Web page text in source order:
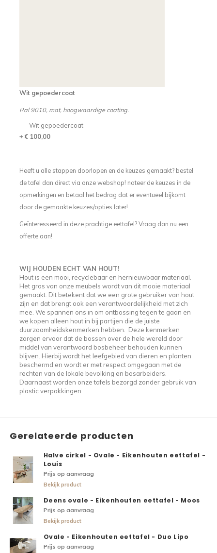
Wit gepoedercoat
Ral 9010, mat, hoogwaardige coating.
Wit gepoedercoat
+ € 100,00
Heeft u alle stappen doorlopen en de keuzes gemaakt? bestel
de tafel dan direct via onze webshop! noteer de keuzes in de
opmerkingen en betaal het bedrag dat er eventueel bijkomt
door de gemaakte keuzes/opties later!
Geïnteresseerd in deze prachtige eettafel? Vraag dan nu een
offerte aan!
WIJ HOUDEN ECHT VAN HOUT!
Hout is een mooi, recyclebaar en hernieuwbaar materiaal.
Het gros van onze meubels wordt van dit mooie materiaal
gemaakt. Dit betekent dat we een grote gebruiker van hout
zijn en dat brengt ook een verantwoordelijkheid met zich
mee. We spannen ons in om ontbossing tegen te gaan en
we kopen alleen hout in bij partijen die de juiste
duurzaamheidskenmerken hebben. Deze kenmerken
zorgen ervoor dat de bossen over de hele wereld door
middel van verantwoord bosbeheer behouden kunnen
blijven. Hierbij wordt het leefgebied van dieren en planten
beschermd en wordt er met respect omgegaan met de
rechten van de lokale bevolking en bosarbeiders.
Daarnaast worden onze tafels bezorgd zonder gebruik van
plastic verpakkingen.
Gerelateerde producten
Halve cirkel - Ovale - Eikenhouten eettafel -
Louis
Prijs op aanvraag
Bekijk product
Deens ovale - Eikenhouten eettafel - Moos
Prijs op aanvraag
Bekijk product
Ovale - Eikenhouten eettafel - Duo Lipo
Prijs op aanvraag